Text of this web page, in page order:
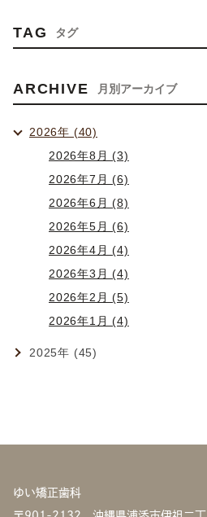
TAG タグ
ARCHIVE 月別アーカイブ
2026年 (40)
2026年8月 (3)
2026年7月 (6)
2026年6月 (8)
2026年5月 (6)
2026年4月 (4)
2026年3月 (4)
2026年2月 (5)
2026年1月 (4)
2025年 (45)
ゆい矯正歯科